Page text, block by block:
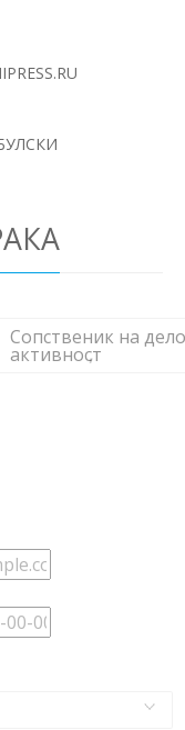
Сопственик на
активност
,